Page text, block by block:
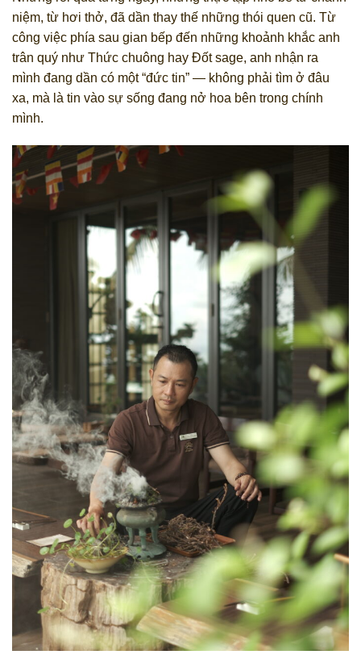
niệm, từ hơi thở, đã dần thay thế những thói quen cũ. Từ
công việc phía sau gian bếp đến những khoảnh khắc anh
trân quý như Thức chuông hay Đốt sage, anh nhận ra
mình đang dần có một “đức tin” — không phải tìm ở đâu
xa, mà là tin vào sự sống đang nở hoa bên trong chính
mình.